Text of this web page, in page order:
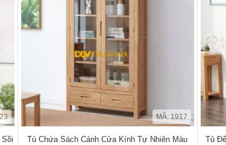
MÃ: 1917
Tủ Chứa Sách Cánh Cửa Kính Tự Nhiên Màu
Tủ